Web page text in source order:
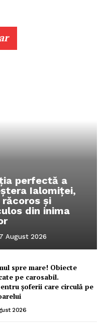
perfectă a
Ialomiței,
și
din inima
7 August 2026
spre mare! Obiecte
pe carosabil.
șoferii care circulă pe
2026